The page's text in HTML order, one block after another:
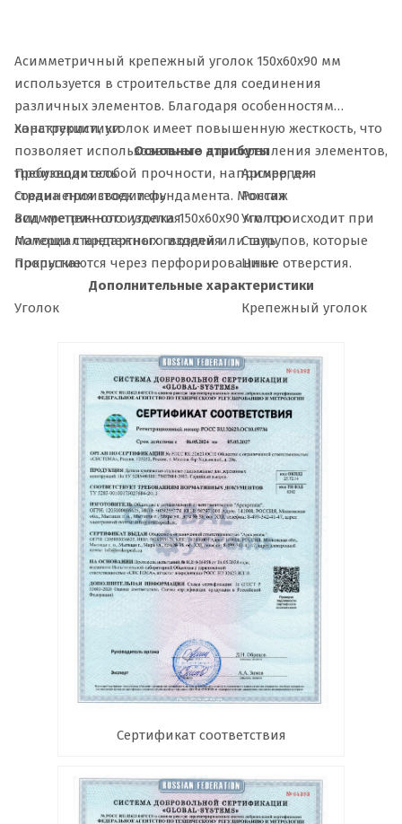
Асимметричный крепежный уголок 150х60х90 мм
используется в строительстве для соединения
различных элементов. Благодаря особенностям
конструкции, уголок имеет повышенную жесткость, что
позволяет использовать его для скрепления элементов,
требующих особой прочности, например, для
соединения стоек и фундамента. Монтаж
асимметричного уголка 150х60х90 мм происходит при
помощи стандартных гвоздей или шурупов, которые
пропускаются через перфорированные отверстия.
Характеристики
Основные атрибуты
Производитель
Арскрепеж
Страна производитель
Россия
Вид крепежного изделия
Уголок
Материал крепежного изделия
Сталь
Покрытие
Цинк
Дополнительные характеристики
Уголок
Крепежный уголок
Сертификат соответствия